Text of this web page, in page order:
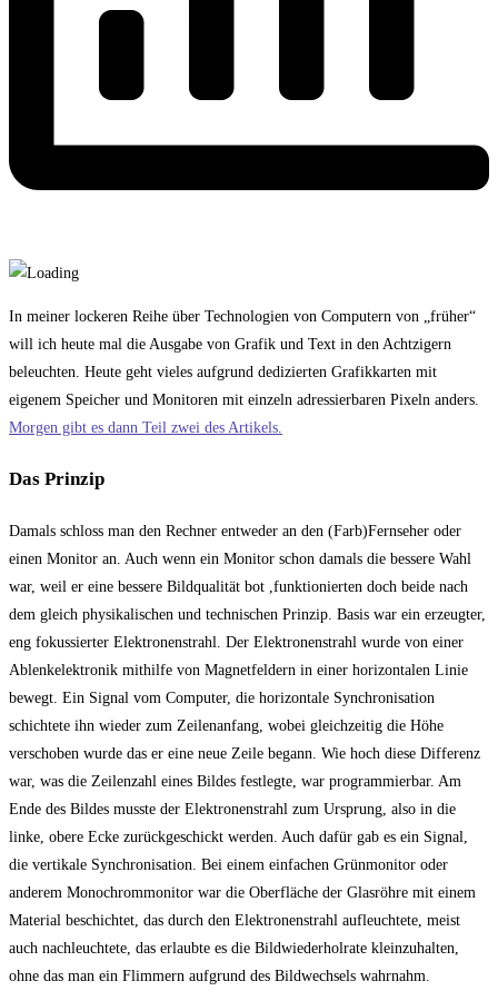
In meiner lockeren Reihe über Technologien von Computern von „früher“
will ich heute mal die Ausgabe von Grafik und Text in den Achtzigern
beleuchten. Heute geht vieles aufgrund dedizierten Grafikkarten mit
eigenem Speicher und Monitoren mit einzeln adressierbaren Pixeln anders.
Morgen gibt es dann Teil zwei des Artikels.
Das Prinzip
Damals schloss man den Rechner entweder an den (Farb)Fernseher oder
einen Monitor an. Auch wenn ein Monitor schon damals die bessere Wahl
war, weil er eine bessere Bildqualität bot ,funktionierten doch beide nach
dem gleich physikalischen und technischen Prinzip. Basis war ein erzeugter,
eng fokussierter Elektronenstrahl. Der Elektronenstrahl wurde von einer
Ablenkelektronik mithilfe von Magnetfeldern in einer horizontalen Linie
bewegt. Ein Signal vom Computer, die horizontale Synchronisation
schichtete ihn wieder zum Zeilenanfang, wobei gleichzeitig die Höhe
verschoben wurde das er eine neue Zeile begann. Wie hoch diese Differenz
war, was die Zeilenzahl eines Bildes festlegte, war programmierbar. Am
Ende des Bildes musste der Elektronenstrahl zum Ursprung, also in die
linke, obere Ecke zurückgeschickt werden. Auch dafür gab es ein Signal,
die vertikale Synchronisation. Bei einem einfachen Grünmonitor oder
anderem Monochrommonitor war die Oberfläche der Glasröhre mit einem
Material beschichtet, das durch den Elektronenstrahl aufleuchtete, meist
auch nachleuchtete, das erlaubte es die Bildwiederholrate kleinzuhalten,
ohne das man ein Flimmern aufgrund des Bildwechsels wahrnahm.